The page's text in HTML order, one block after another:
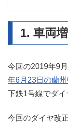
1. 車両
今回の2019年9
年6月23日の蘭
下鉄1号線でダイ
今回のダイヤ改